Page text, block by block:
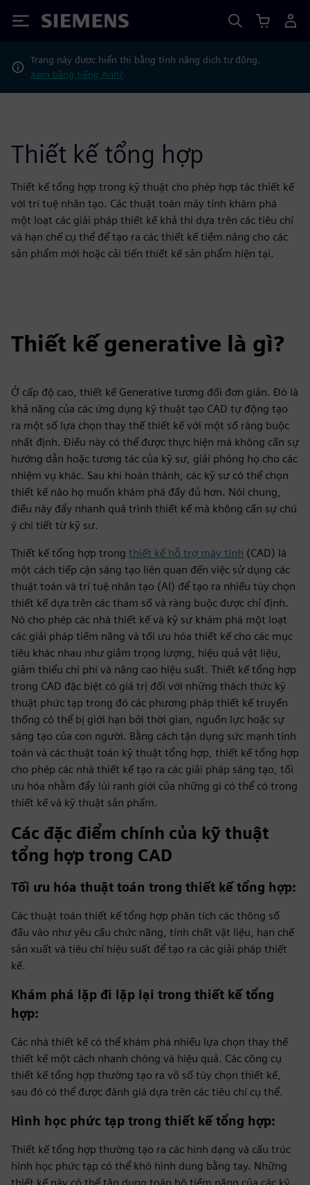
Siemens
Trang này được hiển thị bằng tính năng dịch tự động.
Xem bằng tiếng Anh?
Thiết kế tổng hợp
Thiết kế tổng hợp trong kỹ thuật cho phép hợp tác thiết kế
với trí tuệ nhân tạo. Các thuật toán máy tính khám phá
một loạt các giải pháp thiết kế khả thi dựa trên các tiêu chí
và hạn chế cụ thể để tạo ra các thiết kế tiềm năng cho các
sản phẩm mới hoặc cải tiến thiết kế sản phẩm hiện tại.
Thiết kế generative là gì?
Ở cấp độ cao, thiết kế Generative tương đối đơn giản. Đó là
khả năng của các ứng dụng kỹ thuật tạo CAD tự động tạo
ra một số lựa chọn thay thế thiết kế với một số ràng buộc
nhất định. Điều này có thể được thực hiện mà không cần sự
hướng dẫn hoặc tương tác của kỹ sư, giải phóng họ cho các
nhiệm vụ khác. Sau khi hoàn thành, các kỹ sư có thể chọn
thiết kế nào họ muốn khám phá đầy đủ hơn. Nói chung,
điều này đẩy nhanh quá trình thiết kế mà không cần sự chú
ý chi tiết từ kỹ sư.
Thiết kế tổng hợp trong thiết kế hỗ trợ máy tính (CAD) là
một cách tiếp cận sáng tạo liên quan đến việc sử dụng các
thuật toán và trí tuệ nhân tạo (AI) để tạo ra nhiều tùy chọn
thiết kế dựa trên các tham số và ràng buộc được chỉ định.
Nó cho phép các nhà thiết kế và kỹ sư khám phá một loạt
các giải pháp tiềm năng và tối ưu hóa thiết kế cho các mục
tiêu khác nhau như giảm trọng lượng, hiệu quả vật liệu,
giảm thiểu chi phí và nâng cao hiệu suất. Thiết kế tổng hợp
trong CAD đặc biệt có giá trị đối với những thách thức kỹ
thuật phức tạp trong đó các phương pháp thiết kế truyền
thống có thể bị giới hạn bởi thời gian, nguồn lực hoặc sự
sáng tạo của con người. Bằng cách tận dụng sức mạnh tính
toán và các thuật toán kỹ thuật tổng hợp, thiết kế tổng hợp
cho phép các nhà thiết kế tạo ra các giải pháp sáng tạo, tối
ưu hóa nhằm đẩy lùi ranh giới của những gì có thể có trong
thiết kế và kỹ thuật sản phẩm.
Các đặc điểm chính của kỹ thuật
tổng hợp trong CAD
Tối ưu hóa thuật toán trong thiết kế tổng hợp:
Các thuật toán thiết kế tổng hợp phân tích các thông số
đầu vào như yêu cầu chức năng, tính chất vật liệu, hạn chế
sản xuất và tiêu chí hiệu suất để tạo ra các giải pháp thiết
kế.
Khám phá lặp đi lặp lại trong thiết kế tổng
hợp:
Các nhà thiết kế có thể khám phá nhiều lựa chọn thay thế
thiết kế một cách nhanh chóng và hiệu quả. Các công cụ
thiết kế tổng hợp thường tạo ra vô số tùy chọn thiết kế,
sau đó có thể được đánh giá dựa trên các tiêu chí cụ thể.
Hình học phức tạp trong thiết kế tổng hợp:
Thiết kế tổng hợp thường tạo ra các hình dạng và cấu trúc
hình học phức tạp có thể khó hình dung bằng tay. Những